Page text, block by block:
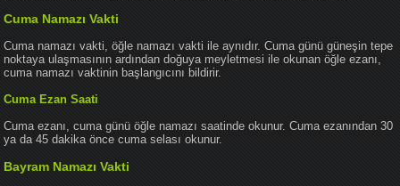
Cuma Namazı Vakti
Cuma namazı vakti, öğle namazı vakti ile aynıdır. Cuma günü güneşin tepe
noktaya ulaşmasının ardından doğuya meyletmesi ile okunan öğle ezanı,
cuma namazı vaktinin başlangıcını bildirir.
Cuma Ezan Saati
Cuma ezanı, cuma günü öğle namazı saatinde okunur. Cuma ezanından 30
ya da 45 dakika önce cuma selası okunur.
Bayram Namazı Vakti